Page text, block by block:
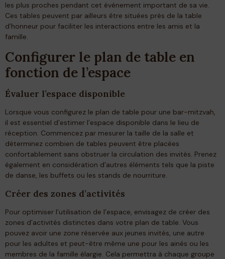
les plus proches pendant cet événement important de sa vie.
Ces tables peuvent par ailleurs être situées près de la table
d’honneur pour faciliter les interactions entre les amis et la
famille.
Configurer le plan de table en
fonction de l’espace
Évaluer l’espace disponible
Lorsque vous configurez le plan de table pour une bar-mitzvah,
il est essentiel d’estimer l’espace disponible dans le lieu de
réception. Commencez par mesurer la taille de la salle et
déterminez combien de tables peuvent être placées
confortablement sans obstruer la circulation des invités. Prenez
également en considération d’autres éléments tels que la piste
de danse, les buffets ou les stands de nourriture.
Créer des zones d’activités
Pour optimiser l’utilisation de l’espace, envisagez de créer des
zones d’activités distinctes dans votre plan de table. Vous
pouvez avoir une zone réservée aux jeunes invités, une autre
pour les adultes et peut-être même une pour les ainés ou les
membres de la famille élargie. Cela permettra à chaque groupe